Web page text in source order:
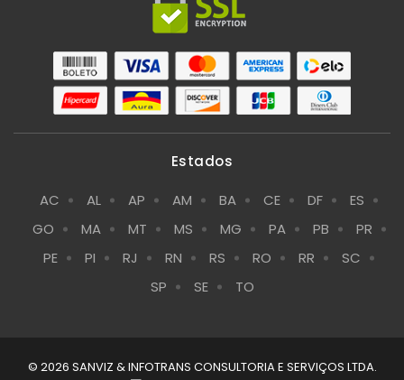
Estados
AC AL AP AM BA CE DF
ES
GO
MA MT MS MG PA PB
PR
PE
PI RJ RN RS RO RR
SC
SP
SE TO
© 2026 SANVIZ & INFOTRANS CONSULTORIA E SERVIÇOS LTDA.